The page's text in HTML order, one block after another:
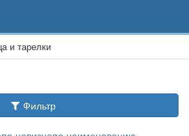
и тарелки
Фильтр